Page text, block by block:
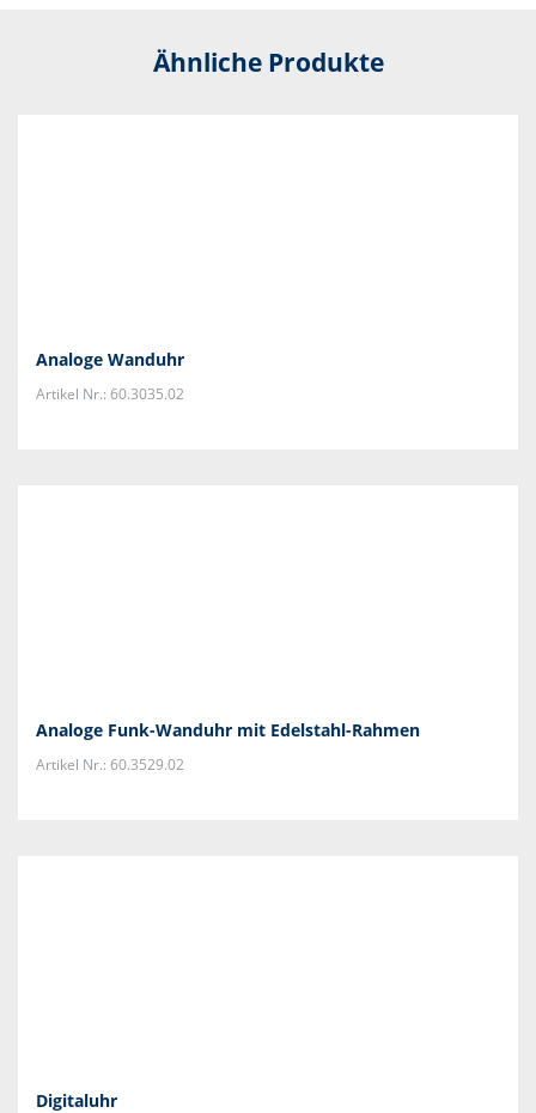
Ähnliche Produkte
Analoge Wanduhr
Artikel Nr.: 60.3035.02
Analoge Funk-Wanduhr mit Edelstahl-Rahmen
Artikel Nr.: 60.3529.02
Digitaluhr